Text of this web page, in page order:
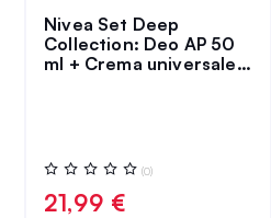
Nivea Set Deep
Collection: Deo AP 50
ml + Crema universale
Valutazione:
0%
(0)
21,99 €